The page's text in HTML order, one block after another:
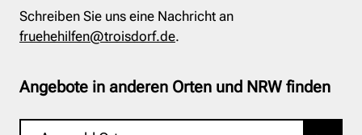
Schreiben Sie uns eine Nachricht an
fruehehilfen@troisdorf.de.
Angebote in anderen Orten und NRW finden